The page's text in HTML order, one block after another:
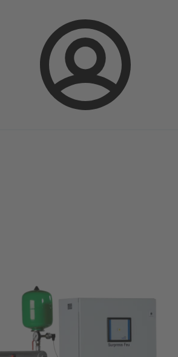
Kirjaudu
Surpress Feu SFE.3